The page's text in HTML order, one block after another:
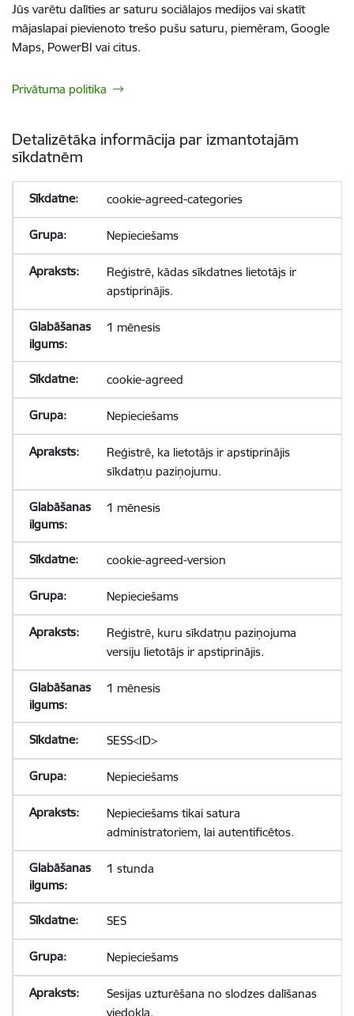
Jūs varētu dalīties ar saturu sociālajos medijos vai skatīt
mājaslapai pievienoto trešo pušu saturu, piemēram, Google
Maps, PowerBI vai citus.
Privātuma politika
Detalizētāka informācija par izmantotajām
sīkdatnēm
cookie-agreed-categories
Nepieciešams
Reģistrē, kādas sīkdatnes lietotājs ir
apstiprinājis.
1 mēnesis
cookie-agreed
Nepieciešams
Reģistrē, ka lietotājs ir apstiprinājis
sīkdatņu paziņojumu.
1 mēnesis
cookie-agreed-version
Nepieciešams
Reģistrē, kuru sīkdatņu paziņojuma
versiju lietotājs ir apstiprinājis.
1 mēnesis
SESS<ID>
Nepieciešams
Nepieciešams tikai satura
administratoriem, lai autentificētos.
1 stunda
SES
Nepieciešams
Sesijas uzturēšana no slodzes dalīšanas
viedokļa.